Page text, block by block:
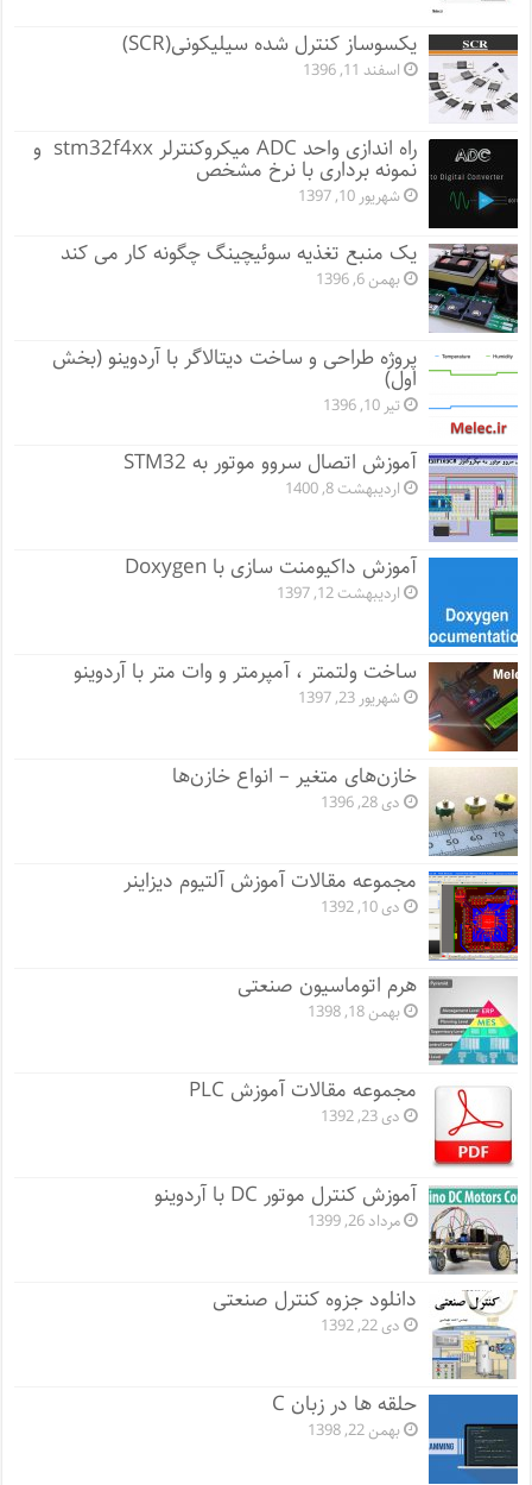
یکسوساز کنترل شده سیلیکونی(SCR)
اسفند 11, 1396
راه اندازی واحد ADC میکروکنترلر stm32f4xx و
نمونه برداری با نرخ مشخص
شهریور 10, 1397
یک منبع تغذیه سوئیچینگ چگونه کار می کند
بهمن 6, 1396
پروژه طراحی و ساخت دیتالاگر با آردوینو (بخش
اول)
تیر 10, 1396
آموزش اتصال سروو موتور به STM32
اردیبهشت 8, 1400
آموزش داکیومنت سازی با Doxygen
اردیبهشت 12, 1397
ساخت ولتمتر ، آمپرمتر و وات متر با آردوینو
شهریور 23, 1397
خازن‌های متغیر – انواع خازن‌ها
دی 28, 1396
مجموعه مقالات آموزش آلتیوم دیزاینر
دی 10, 1392
هرم اتوماسیون صنعتی
بهمن 18, 1398
مجموعه مقالات آموزش PLC
دی 23, 1392
آموزش کنترل موتور DC با آردوینو
مرداد 26, 1399
دانلود جزوه کنترل صنعتی
دی 22, 1392
حلقه ها در زبان C
بهمن 22, 1398